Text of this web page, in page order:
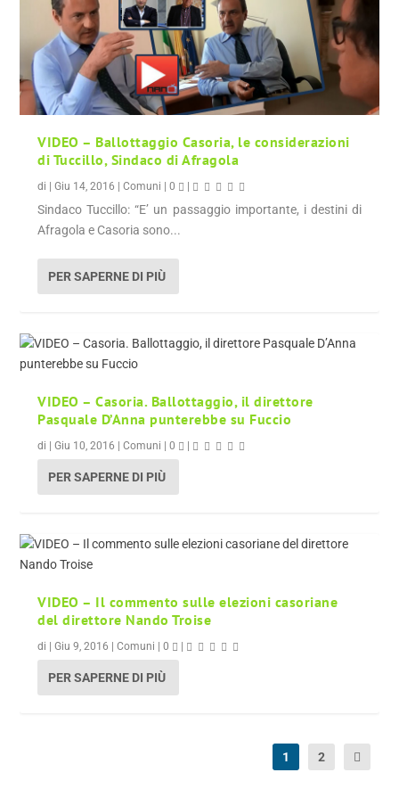
VIDEO – Ballottaggio Casoria, le considerazioni
di Tuccillo, Sindaco di Afragola
di |Giu 14, 2016 |Comuni |0
Sindaco Tuccillo: “E’ un passaggio importante, i destini di
Afragola e Casoria sono...
PER SAPERNE DI PIÙ
VIDEO – Casoria. Ballottaggio, il direttore
Pasquale D’Anna punterebbe su Fuccio
di |Giu 10, 2016 |Comuni |0
PER SAPERNE DI PIÙ
VIDEO – Il commento sulle elezioni casoriane
del direttore Nando Troise
di |Giu 9, 2016 |Comuni |0
PER SAPERNE DI PIÙ
1 2